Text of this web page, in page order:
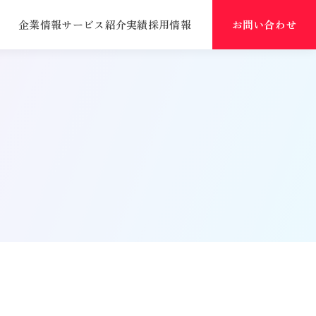
企業情報サービス紹介実績採用情報 お問い合わせ